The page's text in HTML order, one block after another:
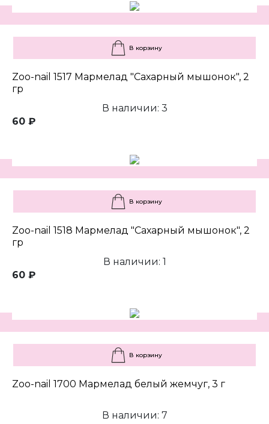
В корзину
Zoo-nail 1517 Мармелад "Сахарный мышонок", 2
гр
В наличии: 3
60 ₽
В корзину
Zoo-nail 1518 Мармелад "Сахарный мышонок", 2
гр
В наличии: 1
60 ₽
В корзину
Zoo-nail 1700 Мармелад белый жемчуг, 3 г
В наличии: 7